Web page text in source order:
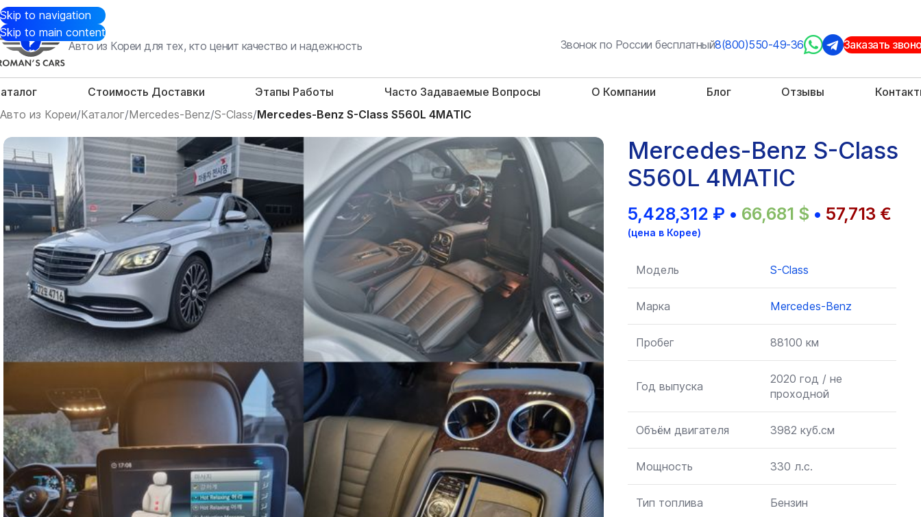
Skip to navigation
Skip to main content
Авто из Кореи для тех, кто ценит качество и надежность
Звонок по России бесплатный8(800)550-49-36 Заказать
Стоимость Доставки Этапы Работы Часто Задаваемые Вопросы О Компании Блог Отзывы
Авто из Кореи/Каталог/Mercedes-Benz/S-Class/Mercedes-Benz S-Class S560L 4MATIC
Mercedes-Benz S-Class
S560L 4MATIC
5,428,312 ₽ • 66,681 $ • 57,713 €
(цена в Корее)
Модель S-Class
Марка Mercedes-Benz
Пробег 88100 км
Год выпуска
2020 год / не
проходной
Объём двигателя 3982 куб.см
Мощность 330 л.с.
Тип топлива Бензин